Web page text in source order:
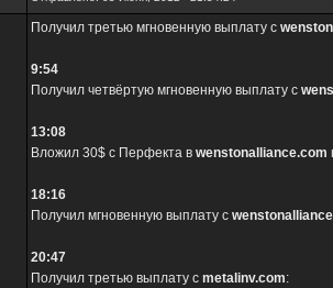
Получил третью мгновенную выплату с
9:54
Получил четвёртую мгновенную выплату с
13:08
Вложил 30$ с Перфекта в wenstonalliance.com
18:16
Получил мгновенную выплату с
20:47
Получил третью выплату с metalinv.com: